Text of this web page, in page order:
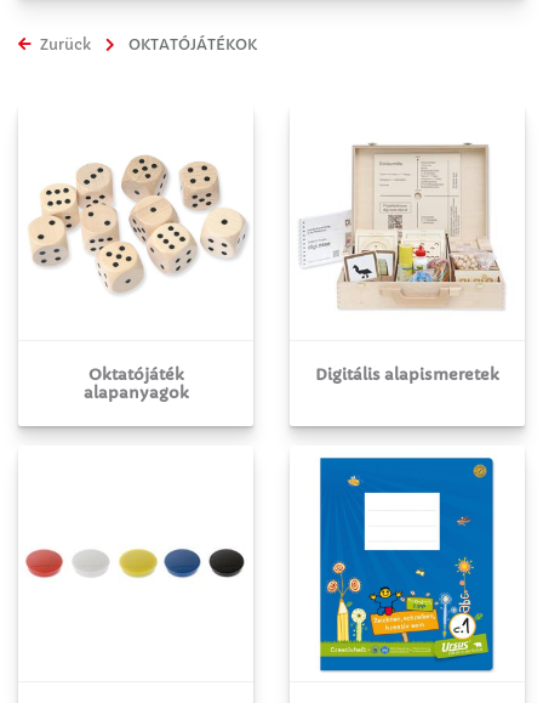
Zurück OKTATÓJÁTÉKOK
Oktatójáték
alapanyagok
Digitális alapismeretek